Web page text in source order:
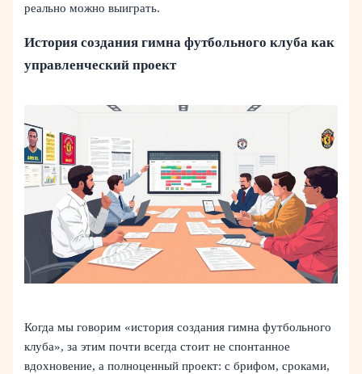
реально можно выиграть.
История создания гимна футбольного клуба как
управленческий проект
Когда мы говорим «история создания гимна футбольного
клуба», за этим почти всегда стоит не спонтанное
вдохновение, а полноценный проект: с брифом, сроками,